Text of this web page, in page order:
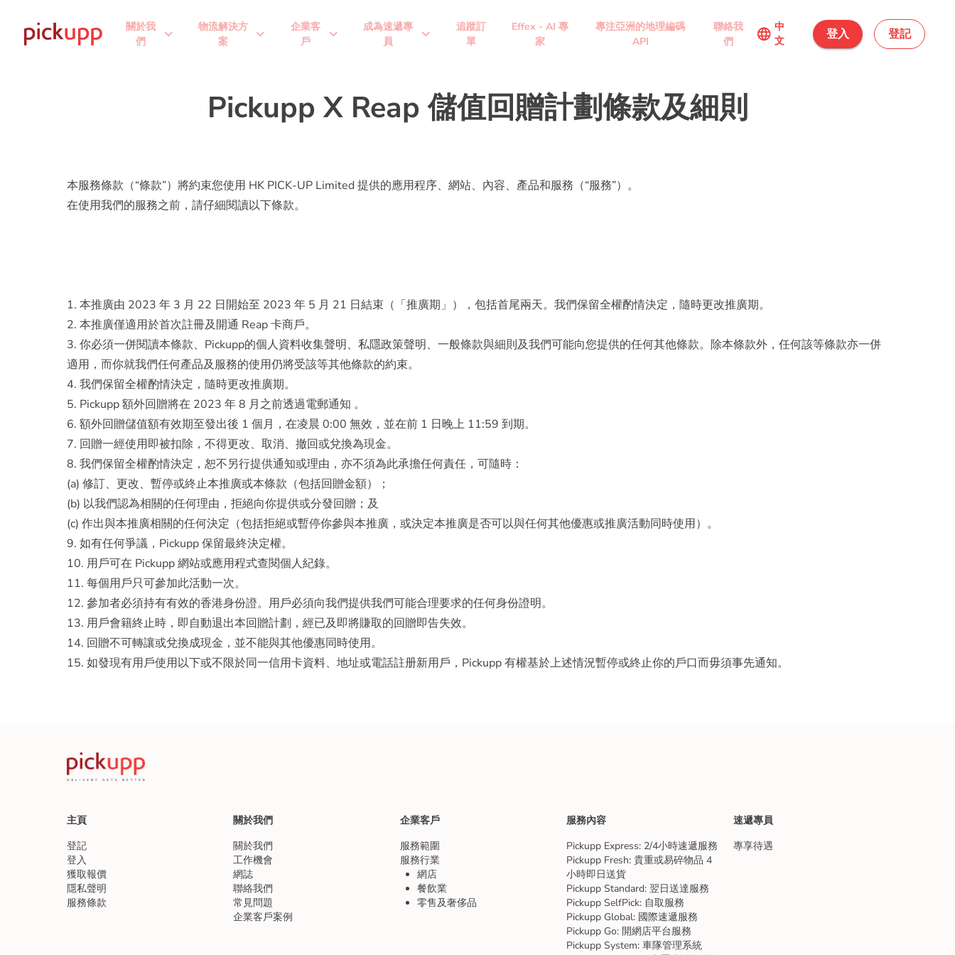
關於我
們
expand_more
物流解決方
案
expand_more
企業客
戶
expand_more
成為速遞專
員
expand_more
追蹤訂
單
Effex - AI 專
家
專注亞洲的地理編碼
API
聯絡我
們
language 中
文
登入 登記
Pickupp X Reap 儲值回贈計劃條款及細則
本服務條款（“條款”）將約束您使用 HK PICK-UP Limited 提供的應用程序、網站、內容、產品和服務（“服務”）。
在使用我們的服務之前，請仔細閱讀以下條款。
1. 本推廣由 2023 年 3 月 22 日開始至 2023 年 5 月 21 日結束（「推廣期」），包括首尾兩天。我們保留全權酌情決定，隨時更改推廣期。
2. 本推廣僅適用於首次註冊及開通 Reap 卡商戶。
3. 你必須一併閱讀本條款、Pickupp的個人資料收集聲明、私隱政策聲明、一般條款與細則及我們可能向您提供的任何其他條款。除本條款外，任何該等條款亦一併
適用，而你就我們任何產品及服務的使用仍將受該等其他條款的約束。
4. 我們保留全權酌情決定，隨時更改推廣期。
5. Pickupp 額外回贈將在 2023 年 8 月之前透過電郵通知 。
6. 額外回贈儲值額有效期至發出後 1 個月，在凌晨 0:00 無效，並在前 1 日晚上 11:59 到期。
7. 回贈一經使用即被扣除，不得更改、取消、撤回或兌換為現金。
8. 我們保留全權酌情決定，恕不另行提供通知或理由，亦不須為此承擔任何責任，可隨時：
(a) 修訂、更改、暫停或終止本推廣或本條款（包括回贈金額）；
(b) 以我們認為相關的任何理由，拒絕向你提供或分發回贈；及
(c) 作出與本推廣相關的任何決定（包括拒絕或暫停你參與本推廣，或決定本推廣是否可以與任何其他優惠或推廣活動同時使用）。
9. 如有任何爭議，Pickupp 保留最終決定權。
10. 用戶可在 Pickupp 網站或應用程式查閱個人紀錄。
11. 每個用戶只可參加此活動一次。
12. 參加者必須持有有效的香港身份證。用戶必須向我們提供我們可能合理要求的任何身份證明。
13. 用戶會籍終止時，即自動退出本回贈計劃，經已及即將賺取的回贈即告失效。
14. 回贈不可轉讓或兌換成現金，並不能與其他優惠同時使用。
15. 如發現有用戶使用以下或不限於同一信用卡資料、地址或電話註册新用戶，Pickupp 有權基於上述情況暫停或終止你的戶口而毋須事先通知。
主頁
登記
登入
獲取報價
隱私聲明
服務條款
關於我們
關於我們
工作機會
網誌
聯絡我們
常見問題
企業客戶案例
企業客戶
服務範圍
服務行業
網店
餐飲業
零售及奢侈品
服務內容
Pickupp Express: 2/4小時速遞服務
Pickupp Fresh: 貴重或易碎物品 4
小時即日送貨
Pickupp Standard: 翌日送達服務
Pickupp SelfPick: 自取服務
Pickupp Global: 國際速遞服務
Pickupp Go: 開網店平台服務
Pickupp System: 車隊管理系統
速遞專員
專享待遇